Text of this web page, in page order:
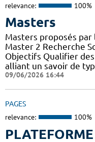
relevance: 100%
Masters
Masters proposés
Master 2 Recherche
Objectifs Qualifier
alliant un savoir de
09/06/2026 16:44
PAGES
relevance: 100%